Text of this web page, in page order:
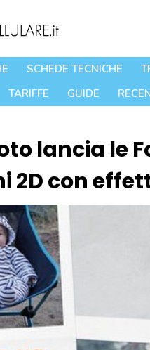
SCHEDE TECNICHE
TARIFFE GUIDE
lancia le
2D con